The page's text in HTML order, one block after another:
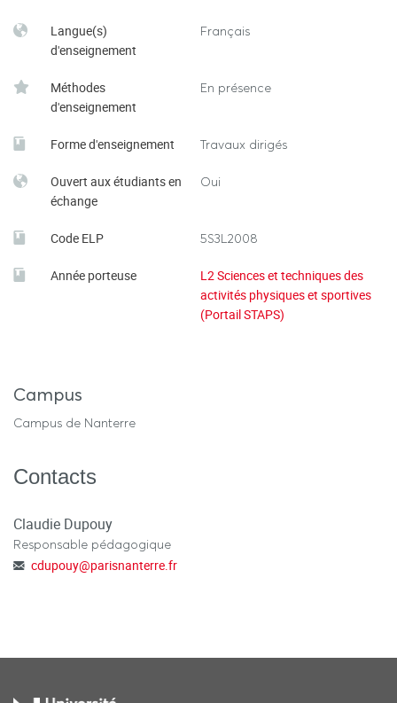
Langue(s)
d'enseignement
Français
Méthodes
d'enseignement
En présence
Forme d'enseignement Travaux dirigés
Ouvert aux étudiants en
échange
Oui
Code ELP 5S3L2008
Année porteuse
L2 Sciences et techniques des
activités physiques et sportives
(Portail STAPS)
Campus
Campus de Nanterre
Contacts
Claudie Dupouy
Responsable pédagogique
cdupouy@parisnanterre.fr